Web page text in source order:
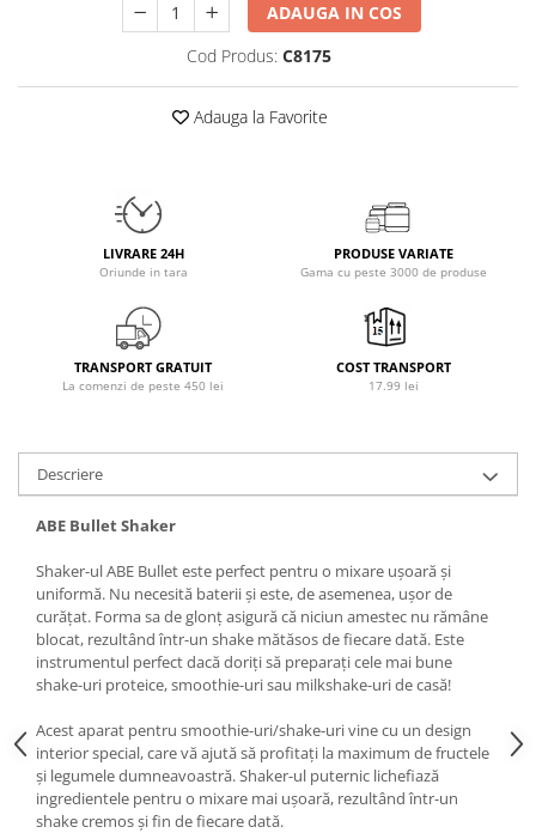
PeScience
Puritan`s Pride
Rich Piana 5% Nutrition
Scitec
Skill Nutrition
Smart Shake
Swanson
Universal
Vitargo
Weider
Zenana
ADAUGA IN COS
Cod Produs: C8175
Adauga la Favorite
LIVRARE 24H
Oriunde in tara
PRODUSE VARIATE
Gama cu peste 3000 de produse
TRANSPORT GRATUIT
La comenzi de peste 450 lei
COST TRANSPORT
17.99 lei
Descriere
ABE Bullet Shaker
Shaker-ul ABE Bullet este perfect pentru o mixare ușoară și
uniformă. Nu necesită baterii și este, de asemenea, ușor de
curățat. Forma sa de glonț asigură că niciun amestec nu rămâne
blocat, rezultând într-un shake mătăsos de fiecare dată. Este
instrumentul perfect dacă doriți să preparați cele mai bune
shake-uri proteice, smoothie-uri sau milkshake-uri de casă!
Acest aparat pentru smoothie-uri/shake-uri vine cu un design
interior special, care vă ajută să profitați la maximum de fructele
și legumele dumneavoastră. Shaker-ul puternic lichefiază
ingredientele pentru o mixare mai ușoară, rezultând într-un
shake cremos și fin de fiecare dată.